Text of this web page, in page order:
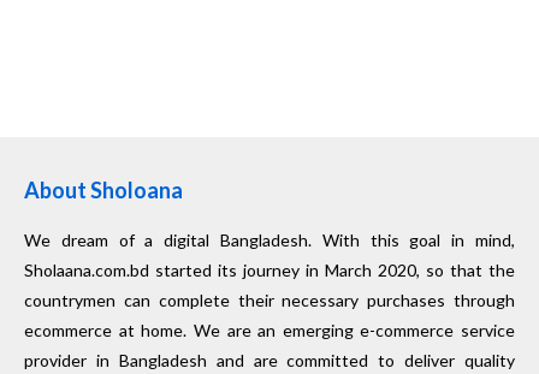
About Sholoana
We dream of a digital Bangladesh. With this goal in mind,
Sholaana.com.bd started its journey in March 2020, so that the
countrymen can complete their necessary purchases through
ecommerce at home. We are an emerging e-commerce service
provider in Bangladesh and are committed to deliver quality